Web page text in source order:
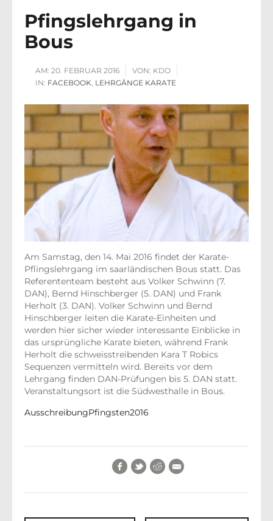
Pfingslehrgang in
Bous
AM: 20. FEBRUAR 2016 VON: KDO
IN: FACEBOOK, LEHRGÄNGE KARATE
Am Samstag, den 14. Mai 2016 findet der Karate-
Pflingslehrgang im saarländischen Bous statt. Das
Referententeam besteht aus Volker Schwinn (7.
DAN), Bernd Hinschberger (5. DAN) und Frank
Herholt (3. DAN). Volker Schwinn und Bernd
Hinschberger leiten die Karate-Einheiten und
werden hier sicher wieder interessante Einblicke in
das ursprüngliche Karate bieten, während Frank
Herholt die schweisstreibenden Kara T Robics
Sequenzen vermitteln wird. Bereits vor dem
Lehrgang finden DAN-Prüfungen bis 5. DAN statt.
Veranstaltungsort ist die Südwesthalle in Bous.
AusschreibungPfingsten2016
Facebook
TwitterReddit